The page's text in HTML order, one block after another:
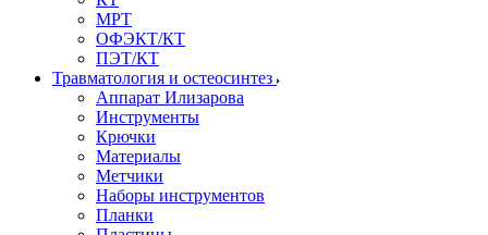
МРТ
ОФЭКТ/КТ
ПЭТ/КТ
Травматология и остеосинтез
Аппарат Илизарова
Инструменты
Крючки
Материалы
Метчики
Наборы инструментов
Планки